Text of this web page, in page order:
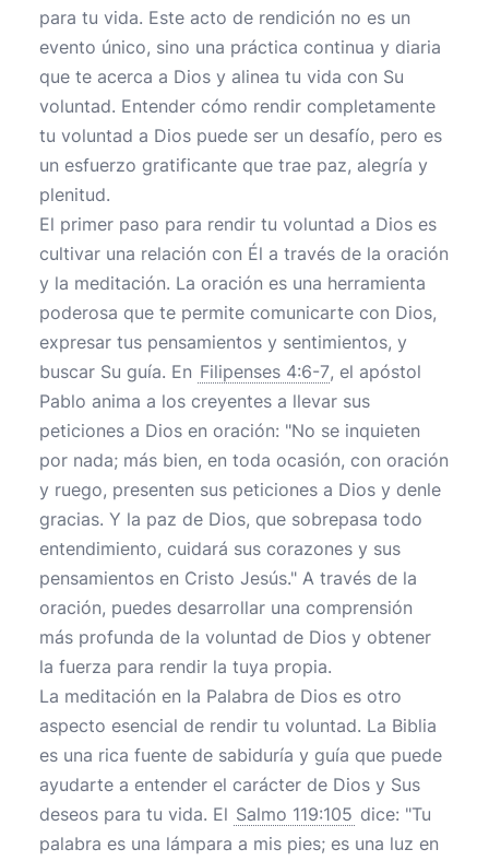
para tu vida. Este acto de rendición no es un
evento único, sino una práctica continua y diaria
que te acerca a Dios y alinea tu vida con Su
voluntad. Entender cómo rendir completamente
tu voluntad a Dios puede ser un desafío, pero es
un esfuerzo gratificante que trae paz, alegría y
plenitud.
El primer paso para rendir tu voluntad a Dios es
cultivar una relación con Él a través de la oración
y la meditación. La oración es una herramienta
poderosa que te permite comunicarte con Dios,
expresar tus pensamientos y sentimientos, y
buscar Su guía. En Filipenses 4:6-7, el apóstol
Pablo anima a los creyentes a llevar sus
peticiones a Dios en oración: "No se inquieten
por nada; más bien, en toda ocasión, con oración
y ruego, presenten sus peticiones a Dios y denle
gracias. Y la paz de Dios, que sobrepasa todo
entendimiento, cuidará sus corazones y sus
pensamientos en Cristo Jesús." A través de la
oración, puedes desarrollar una comprensión
más profunda de la voluntad de Dios y obtener
la fuerza para rendir la tuya propia.
La meditación en la Palabra de Dios es otro
aspecto esencial de rendir tu voluntad. La Biblia
es una rica fuente de sabiduría y guía que puede
ayudarte a entender el carácter de Dios y Sus
deseos para tu vida. El Salmo 119:105 dice: "Tu
palabra es una lámpara a mis pies; es una luz en